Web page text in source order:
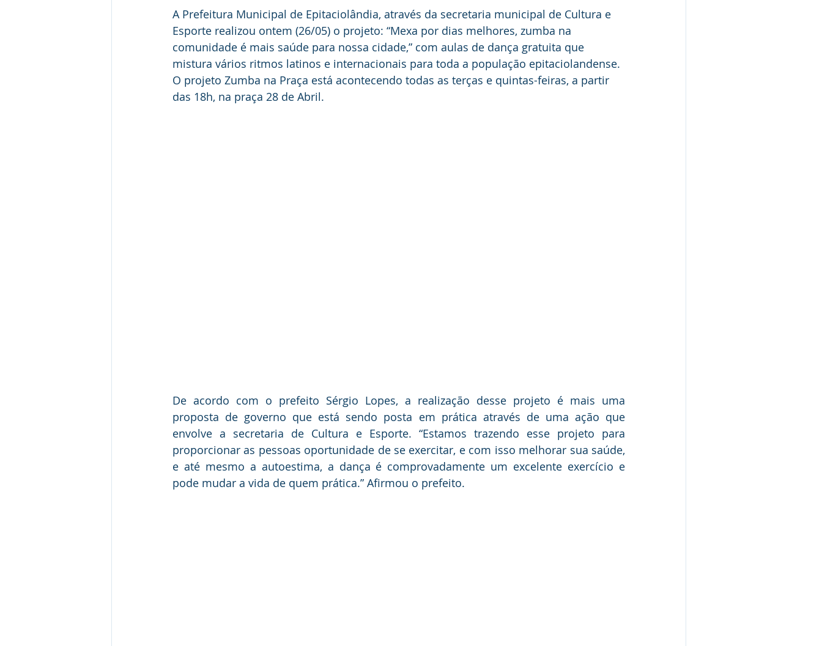
A Prefeitura Municipal de Epitaciolândia, através da secretaria municipal de Cultura e
Esporte realizou ontem (26/05) o projeto: “Mexa por dias melhores, zumba na
comunidade é mais saúde para nossa cidade,” com aulas de dança gratuita que
mistura vários ritmos latinos e internacionais para toda a população epitaciolandense.
O projeto Zumba na Praça está acontecendo todas as terças e quintas-feiras, a partir
das 18h, na praça 28 de Abril.
De acordo com o prefeito Sérgio Lopes, a realização desse projeto é mais uma
proposta de governo que está sendo posta em prática através de uma ação que
envolve a secretaria de Cultura e Esporte. “Estamos trazendo esse projeto para
proporcionar as pessoas oportunidade de se exercitar, e com isso melhorar sua saúde,
e até mesmo a autoestima, a dança é comprovadamente um excelente exercício e
pode mudar a vida de quem prática.” Afirmou o prefeito.